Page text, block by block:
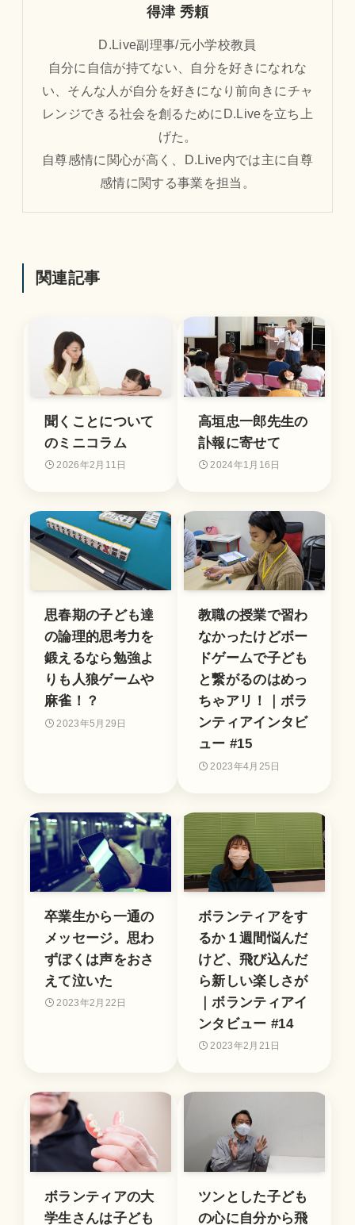
得津 秀頼
D.Live副理事/元小学校教員
自分に自信が持てない、自分を好きになれな
い、そんな人が自分を好きになり前向きにチャ
レンジできる社会を創るためにD.Liveを立ち上
げた。
自尊感情に関心が高く、D.Live内では主に自尊
感情に関する事業を担当。
関連記事
聞くことについて
のミニコラム
2026年2月11日
高垣忠一郎先生の
訃報に寄せて
2024年1月16日
思春期の子ども達
の論理的思考力を
鍛えるなら勉強よ
りも人狼ゲームや
麻雀！？
2023年5月29日
教職の授業で習わ
なかったけどボー
ドゲームで子ども
と繋がるのはめっ
ちゃアリ！｜ボラ
ンティアインタビ
ュー #15
2023年4月25日
卒業生から一通の
メッセージ。思わ
ずぼくは声をおさ
えて泣いた
2023年2月22日
ボランティアをす
るか１週間悩んだ
けど、飛び込んだ
ら新しい楽しさが
｜ボランティアイ
ンタビュー #14
2023年2月21日
ボランティアの大
学生さんは子ども
ツンとした子ども
の心に自分から飛